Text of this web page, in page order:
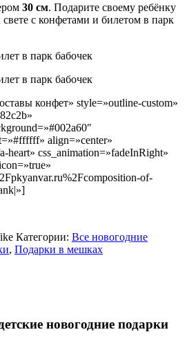
30 см. Подарите своему ребёнку
с конфетами и билетом в парк
в парк бабочек
в парк бабочек
конфет» style=»outline-custom»
align=»center»
heart» css_animation=»fadeInRight»
of-
Категории: Все новогодние
, Подарки в мешках
новогодние подарки